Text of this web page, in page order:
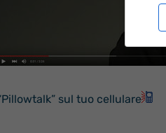
sul tuo cellulare